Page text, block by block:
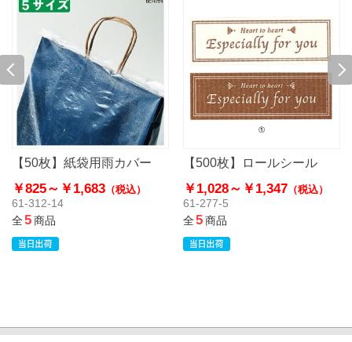
【50枚】紙袋用雨カバー
￥825～ ￥1,683 （税込）
61-312-14
全5商品
【500枚】ロールシール
￥1,028～ ￥1,347 （税込）
61-277-5
全5商品